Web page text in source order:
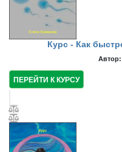
Курс - Как
Автор:
ПЕРЕЙТИ К КУРСУ